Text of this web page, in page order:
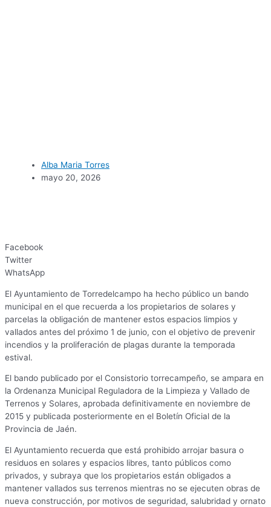
Alba Maria Torres
mayo 20, 2026
Facebook
Twitter
WhatsApp
El Ayuntamiento de Torredelcampo ha hecho público un bando
municipal en el que recuerda a los propietarios de solares y
parcelas la obligación de mantener estos espacios limpios y
vallados antes del próximo 1 de junio, con el objetivo de prevenir
incendios y la proliferación de plagas durante la temporada
estival.
El bando publicado por el Consistorio torrecampeño, se ampara en
la Ordenanza Municipal Reguladora de la Limpieza y Vallado de
Terrenos y Solares, aprobada definitivamente en noviembre de
2015 y publicada posteriormente en el Boletín Oficial de la
Provincia de Jaén.
El Ayuntamiento recuerda que está prohibido arrojar basura o
residuos en solares y espacios libres, tanto públicos como
privados, y subraya que los propietarios están obligados a
mantener vallados sus terrenos mientras no se ejecuten obras de
nueva construcción, por motivos de seguridad, salubridad y ornato